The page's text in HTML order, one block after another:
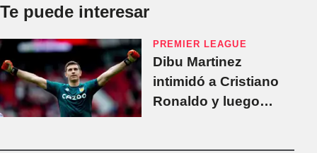
Te puede interesar
PREMIER LEAGUE
Dibu Martinez
intimidó a Cristiano
Ronaldo y luego